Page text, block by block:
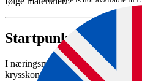
Startpunkt i
I næringsmiddelvirksomheten må
krysskontaminering.